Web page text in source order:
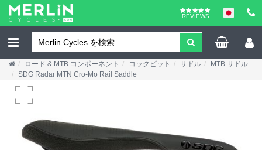
REVIEWS
ロード & MTB コンポーネント コックピット サドル
MTB サドル
SDG Radar MTN Cro-Mo Rail Saddle